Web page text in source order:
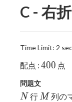
C - 右折
Time Limit: 2
配点 : 400
400 点
問題文
N
N 行 M
M 列の